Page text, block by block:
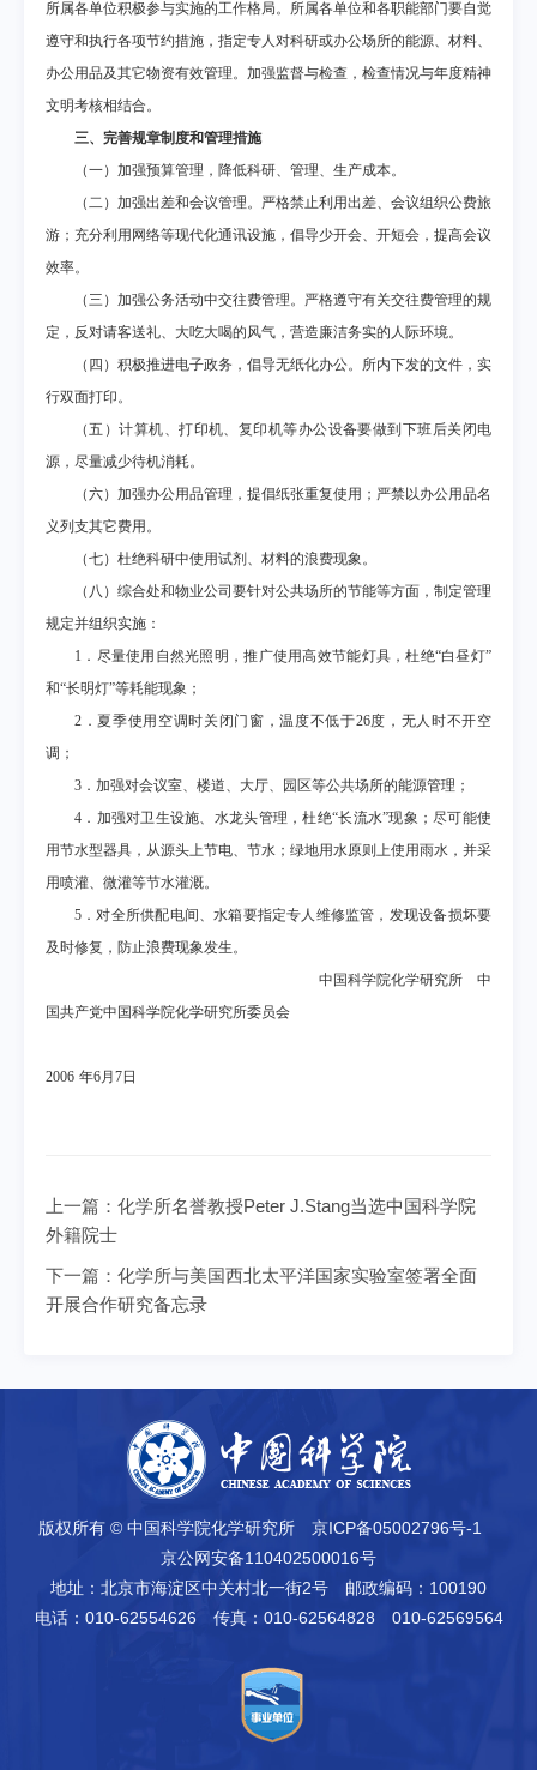
所属各单位积极参与实施的工作格局。所属各单位和各职能部门要自觉
遵守和执行各项节约措施，指定专人对科研或办公场所的能源、材料、
办公用品及其它物资有效管理。加强监督与检查，检查情况与年度精神
文明考核相结合。
三、完善规章制度和管理措施
（一）加强预算管理，降低科研、管理、生产成本。
（二）加强出差和会议管理。严格禁止利用出差、会议组织公费旅
游；充分利用网络等现代化通讯设施，倡导少开会、开短会，提高会议
效率。
（三）加强公务活动中交往费管理。严格遵守有关交往费管理的规
定，反对请客送礼、大吃大喝的风气，营造廉洁务实的人际环境。
（四）积极推进电子政务，倡导无纸化办公。所内下发的文件，实
行双面打印。
（五）计算机、打印机、复印机等办公设备要做到下班后关闭电
源，尽量减少待机消耗。
（六）加强办公用品管理，提倡纸张重复使用；严禁以办公用品名
义列支其它费用。
（七）杜绝科研中使用试剂、材料的浪费现象。
（八）综合处和物业公司要针对公共场所的节能等方面，制定管理
规定并组织实施：
1 ．尽量使用自然光照明，推广使用高效节能灯具，杜绝“白昼灯”
和“长明灯”等耗能现象；
2 ．夏季使用空调时关闭门窗，温度不低于26度，无人时不开空
调；
3 ．加强对会议室、楼道、大厅、园区等公共场所的能源管理；
4 ．加强对卫生设施、水龙头管理，杜绝“长流水”现象；尽可能使
用节水型器具，从源头上节电、节水；绿地用水原则上使用雨水，并采
用喷灌、微灌等节水灌溉。
5 ．对全所供配电间、水箱要指定专人维修监管，发现设备损坏要
及时修复，防止浪费现象发生。
中国科学院化学研究所 中
国共产党中国科学院化学研究所委员会
2006 年6月 7日
上一篇： 化学所名誉教授Peter J.Stang当选中国科学院
外籍院士
下一篇： 化学所与美国西北太平洋国家实验室签署全面
开展合作研究备忘录
版权所有 © 中国科学院化学研究所
京ICP备05002796号-1
京公网安备110402500016号
地址：北京市海淀区中关村北一街2号
邮政编码：100190
电话：010-62554626
传真：010-62564828 010-62569564